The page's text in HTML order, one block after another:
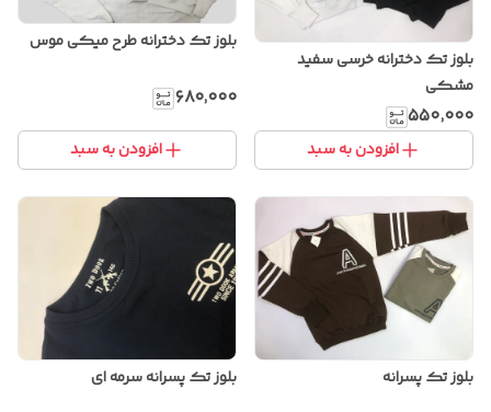
بلوز تک دخترانه خرسی سفید
مشکی
۵۵۰٬۰۰۰
افزودن به سبد
بلوز تک دخترانه طرح میکی موس
۶۸۰٬۰۰۰
افزودن به سبد
بلوز تک پسرانه بلوز تک پسرانه سرمه ای